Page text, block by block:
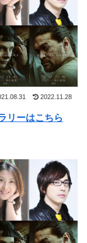
2022.11.28
リーはこちら